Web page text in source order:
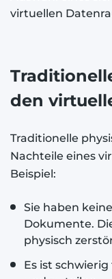
virtuellen
den
Traditionelle
Nachteile eines
Beispiel:
Sie haben
Dokumente.
physisch
Es ist